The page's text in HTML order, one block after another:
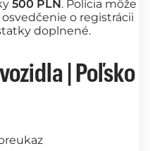
500 PLN. Polícia môže
o registrácii
doplnené.
| Poľsko